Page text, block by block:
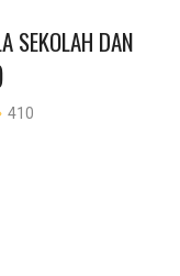
SEKOLAH DAN
410